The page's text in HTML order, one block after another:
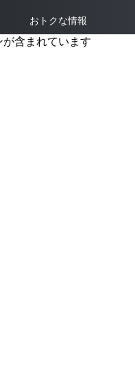
おトクな情報
含まれています